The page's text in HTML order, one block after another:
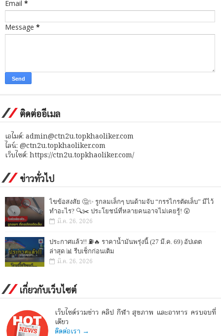
Email *
Message *
ติดต่ออีเมล
เอไมด์: admin@ctn2u.topkhaoliker.com
ไลน์: @ctn2u.topkhaoliker.com
เว็บไซต์: https://ctn2u.topkhaoliker.com/
ข่าวทั่วไป
ไขข้อสงสัย 🤔✨ รูกลมเล็กๆ บนด้ามจับ “กรรไกรตัดเล็บ” มีไว้
ทำอะไร? 🔍✂️ ประโยชน์ที่หลายคนอาจไม่เคยรู้! 😲
มี.ค. 26, 2026
ประกาศแล้ว!! ⛽🔥 ราคาน้ำมันพรุ่งนี้ (27 มี.ค. 69) อัปเดต
ล่าสุด 📊 รีบเช็กก่อนเติม
มี.ค. 26, 2026
เกี่ยวกับเว็บไซต์
เว็บไซต์รวมข่าว คลิป กีฬา สุขภาพ และอาหาร ครบจบที่
เดียว
ติดต่อเรา →